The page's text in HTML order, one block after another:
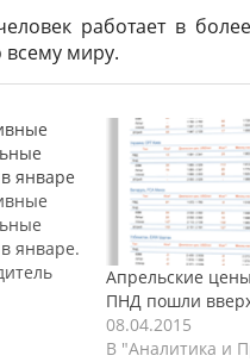
работает в
миру.
январе
январе.
Апрельские
ПНД пошли
08.04.2015
В "Аналитика и